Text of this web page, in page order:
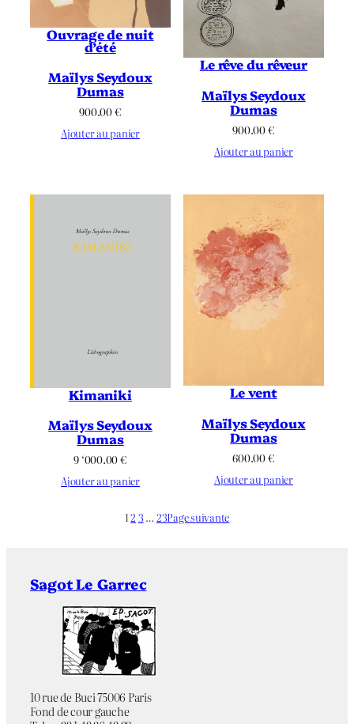
Ouvrage de nuit
d’été
Maïlys Seydoux
Dumas
900.00€
Ajouter au panier
Le rêve du rêveur
Maïlys Seydoux
Dumas
900.00€
Ajouter au panier
Kimaniki
Maïlys Seydoux
Dumas
9 ‘000.00€
Ajouter au panier
Le vent
Maïlys Seydoux
Dumas
600.00€
Ajouter au panier
12 3 … 23Page suivante
Sagot Le Garrec
10 rue de Buci 75006 Paris
Fond de cour gauche